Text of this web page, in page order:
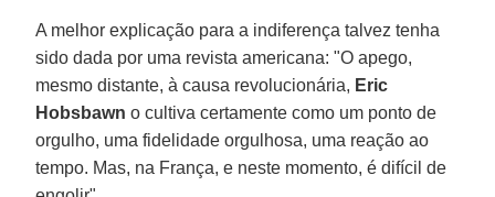
A melhor explicação para a indiferença talvez tenha
sido dada por uma revista americana: "O apego,
mesmo distante, à causa revolucionária, Eric
Hobsbawn o cultiva certamente como um ponto de
orgulho, uma fidelidade orgulhosa, uma reação ao
tempo. Mas, na França, e neste momento, é difícil de